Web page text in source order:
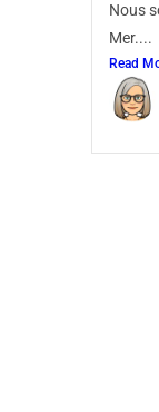
Nous
Mer....
Read